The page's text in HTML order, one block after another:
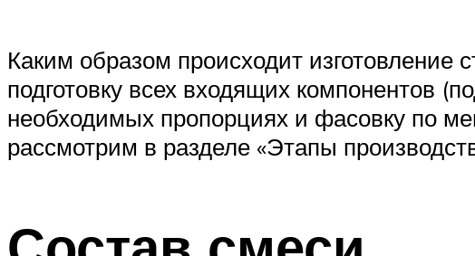
Каким образом происходит изготовление
подготовку всех входящих компонентов
необходимых пропорциях и фасовку по
рассмотрим в разделе «Этапы